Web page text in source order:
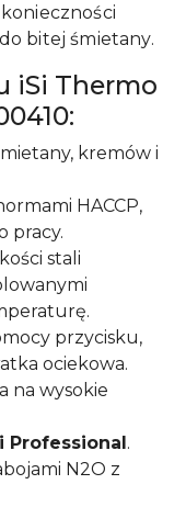
bitej śmietany.
iSi Thermo
kremów i
HACCP,
pracy.
stali
przycisku,
ociekowa.
na wysokie
Professional .
N2O z